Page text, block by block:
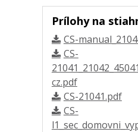
Prílohy na
CS-
CS-
cz.pdf
CS-21041.pdf
CS-